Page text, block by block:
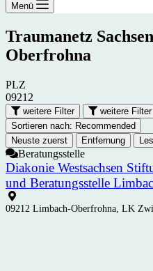
Menü
Traumanetz
Oberfrohna
PLZ
09212
weitere Filter weitere Filter
Sortieren nach: Recommended
Neuste zuerst
Entfernung
Beratungsstelle
Diakonie Westsachsen
und Beratungsstelle
09212 Limbach-Oberfrohna, LK